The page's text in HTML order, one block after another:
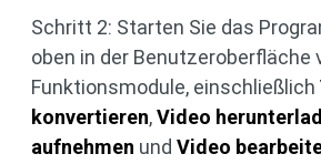
Schritt 2: Starten Sie das
oben in der Benutzeroberfläche
Funktionsmodule, einschließlich
konvertieren,Video
aufnehmen und Video